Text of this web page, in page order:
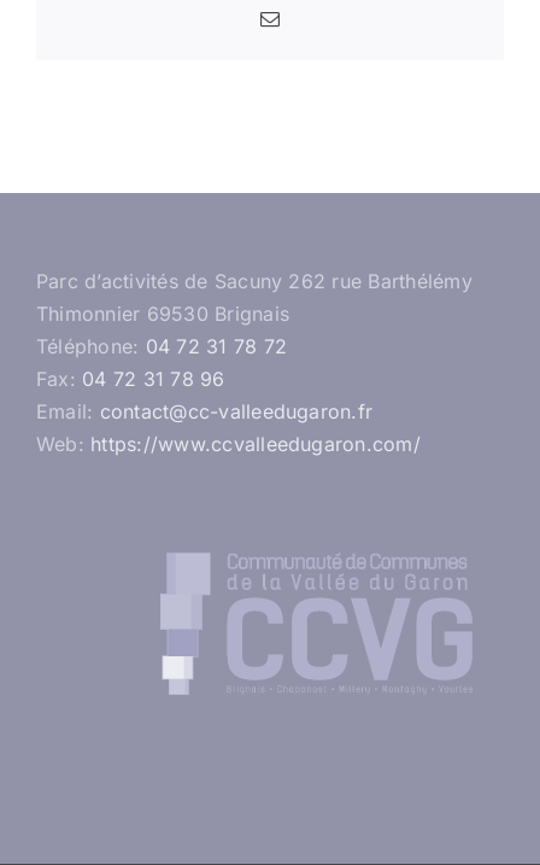
Email
Parc d’activités de Sacuny 262 rue Barthélémy
Thimonnier 69530 Brignais
Téléphone: 04 72 31 78 72
Fax: 04 72 31 78 96
Email: contact@cc-valleedugaron.fr
Web: https://www.ccvalleedugaron.com/